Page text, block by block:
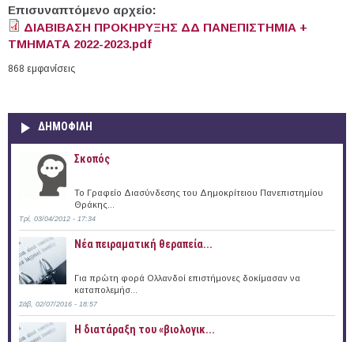
Επισυναπτόμενο αρχείο:
ΔΙΑΒΙΒΑΣΗ ΠΡΟΚΗΡΥΞΗΣ ΔΔ ΠΑΝΕΠΙΣΤΗΜΙΑ +
ΤΜΗΜΑΤΑ 2022-2023.pdf
868 εμφανίσεις
ΔΗΜΟΦΙΛΗ
Σκοπός
Το Γραφείο Διασύνδεσης του Δημοκρίτειου Πανεπιστημίου
Θράκης...
Τρί, 03/04/2012 - 17:34
Νέα πειραματική θεραπεία...
Για πρώτη φορά Ολλανδοί επιστήμονες δοκίμασαν να
καταπολεμήσ...
Σάβ, 02/07/2016 - 18:57
Η διατάραξη του «βιολογικ...